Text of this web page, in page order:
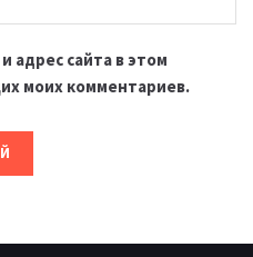
адрес сайта в этом
моих комментариев.